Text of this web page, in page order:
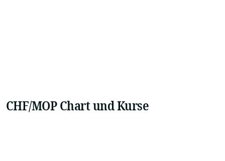
CHF/MOP Chart und Kurse